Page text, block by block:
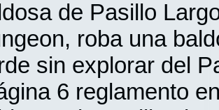
de Pasillo
roba una
sin explorar del
6 reglamento